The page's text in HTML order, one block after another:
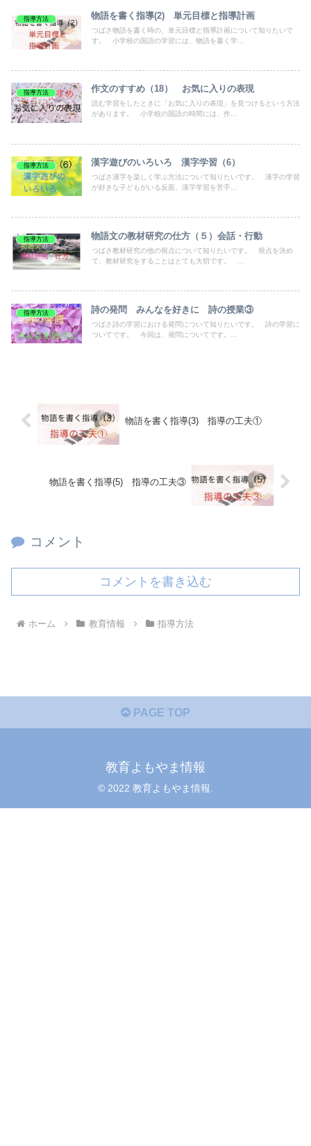
指導方法 物語を書く指導(2) 単元目標と指導計画
つばさ物語を書く時の、単元目標と指導計画について知りたいで
す。 小学校の国語の学習には、物語を書く学...
指導方法 作文のすすめ（18） お気に入りの表現
読む学習をしたときに「お気に入りの表現」を見つけるという方法
があります。 小学校の国語の時間には、作...
指導方法 漢字遊びのいろいろ 漢字学習（6）
つばさ漢字を楽しく学ぶ方法について知りたいです。 漢字の学習
が好きな子どもがいる反面、漢字学習を苦手...
指導方法 物語文の教材研究の仕方（５）会話・行動
つばさ教材研究の他の視点について知りたいです。 視点を決め
て、教材研究をすることはとても大切です。 ...
指導方法 詩の発問 みんなを好きに 詩の授業③
つばさ詩の学習における発問について知りたいです。 詩の学習に
ついてです。 今回は、発問についてです。...
物語を書く指導(3) 指導の工夫①
物語を書く指導(5) 指導の工夫③
コメント
コメントを書き込む
ホーム 教育情報 指導方法
PAGE TOP
教育よもやま情報
© 2022 教育よもやま情報.